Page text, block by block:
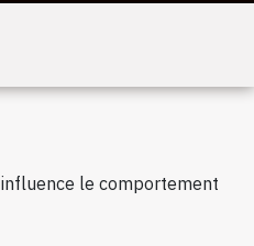
le comportement